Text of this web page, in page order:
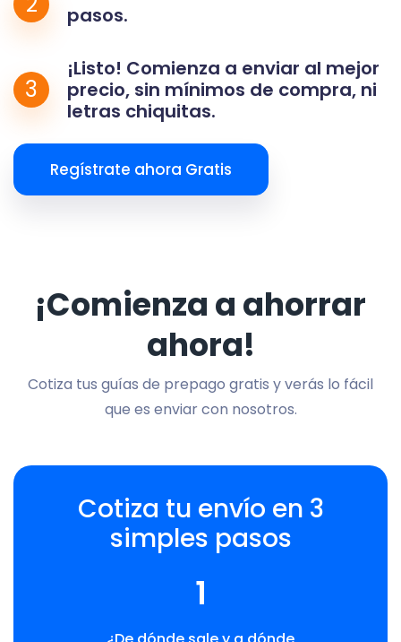
pasos.
3
¡Listo! Comienza a enviar al mejor
precio, sin mínimos de compra, ni
letras chiquitas.
Regístrate ahora Gratis
¡Comienza a ahorrar
ahora!
Cotiza tus guías de prepago gratis y verás lo fácil
que es enviar con nosotros.
Cotiza tu envío en 3
simples pasos
1